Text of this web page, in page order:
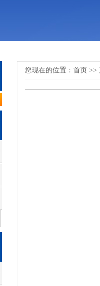
您现在的位置： 首页 >>